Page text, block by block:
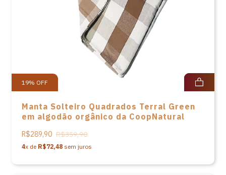
19% OFF
Manta Solteiro Quadrados Terral Green
em algodão orgânico da CoopNatural
R$289,90 R$359,90
4x de R$72,48 sem juros